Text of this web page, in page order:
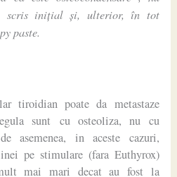
scris inițial și, ulterior, în tot
paste.
tiroidian poate da metastaze
sunt cu osteoliza, nu cu
de asemenea, in aceste cazuri,
pe stimulare (fara Euthyrox)
mai mari decat au fost la